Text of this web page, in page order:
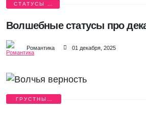
СТАТУСЫ И
Волшебные статусы про
Романтика 01 декабря, 2025
ГРУСТНЫЕ